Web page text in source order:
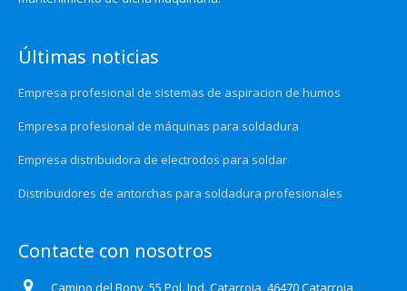
Últimas noticias
Empresa profesional de sistemas de aspiracion de humos
Empresa profesional de máquinas para soldadura
Empresa distribuidora de electrodos para soldar
Distribuidores de antorchas para soldadura profesionales
Contacte con nosotros
Camino del Bony, 55 Pol. Ind. Catarroja, 46470 Catarroja,